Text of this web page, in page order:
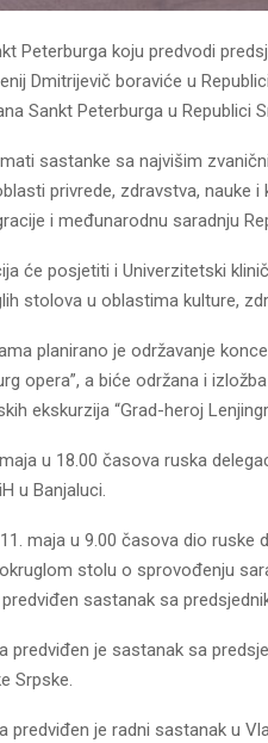
Peterburga koju predvodi
Dmitrijevič boraviće u
Sankt Peterburga u Republici
sastanke sa najvišim
privrede, zdravstva, nauke
i međunarodnu saradnju
će posjetiti i Univerzitetski
stolova u oblastima kulture,
planirano je održavanje
opera”, a biće održana i
ekskurzija “Grad-heroj
u 18.00 časova ruska
u Banjaluci.
maja u 9.00 časova dio ruske
stolu o sprovođenju
sastanak sa
predviđen je sastanak sa
Srpske.
predviđen je radni sastanak u